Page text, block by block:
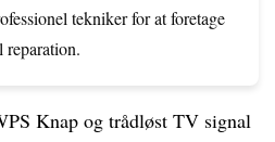
tekniker for at foretage
reparation.
Knap og trådløst TV signal